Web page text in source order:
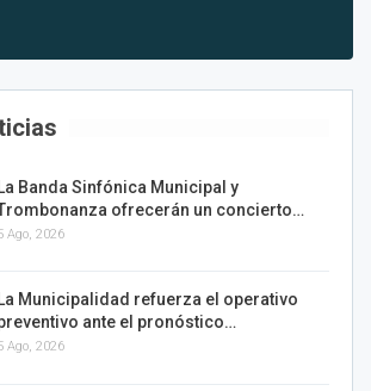
Banda Sinfónica Municipal y
ofrecerán un concierto…
Ago, 2026
La Municipalidad refuerza el operativo
ante el pronóstico…
Ago, 2026